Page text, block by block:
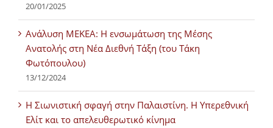
20/01/2025
Ανάλυση ΜΕΚΕΑ: Η ενσωμάτωση της Μέσης
Ανατολής στη Νέα Διεθνή Τάξη (του Τάκη
Φωτόπουλου)
13/12/2024
Η Σιωνιστική σφαγή στην Παλαιστίνη. Η Υπερεθνική
Ελίτ και το απελευθερωτικό κίνημα